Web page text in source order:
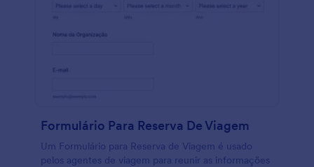
Formulário Para Reserva De Viagem
Um Formulário para Reserva de Viagem é usado
pelos agentes de viagem para reunir as informações